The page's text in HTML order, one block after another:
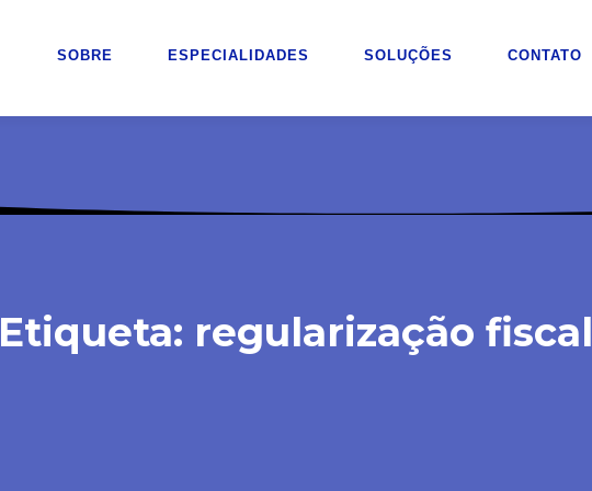
SOBRE ESPECIALIDADES SOLUÇÕES CONTATO
Etiqueta: regularização fiscal